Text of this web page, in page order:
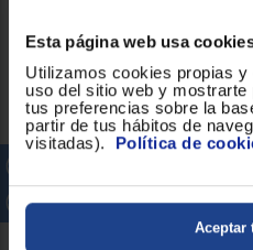
Esta página web usa
Utilizamos cookies propias
uso del sitio web y
tus preferencias sobre la
partir de tus hábitos de
visitadas). Política de
Aceptar
General
6th SENSE
Capacidad de carga (Kg)
!
Dosificador automático de